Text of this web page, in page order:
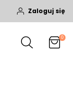
Zaloguj się
0